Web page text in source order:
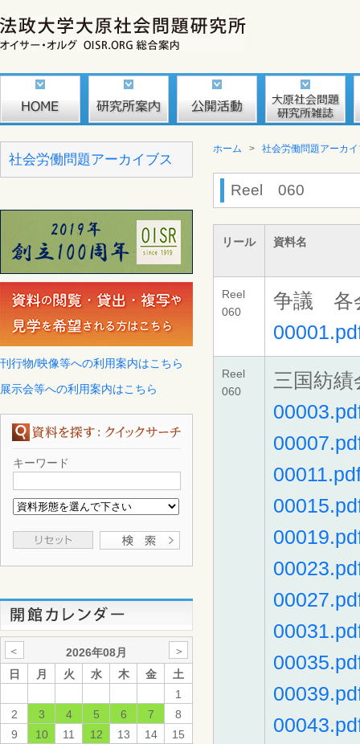
社会労働問題アーカイブス
刊行物/映像等への利用案内はこちら
展示会等への利用案内はこちら
キーワード
＜ 2026年08月
＞
日
月 火 水 木 金
土
1
2
3 4 5 6 7
8
9
10 11 12 13 14
15
ホーム > 社会労働問題アーカ
Reel 060
リール 資料名
Reel
060
争議 各
Reel
060
三国紡